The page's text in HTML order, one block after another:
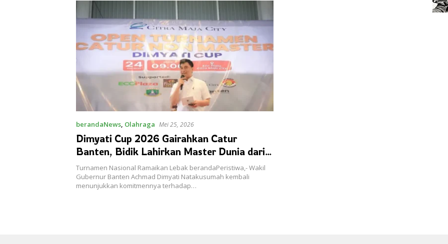
berandaNews, Olahraga Mei 25, 2026
Dimyati Cup 2026 Gairahkan Catur
Banten, Bidik Lahirkan Master Dunia dari
Tanah Jawara
Turnamen Nasional Ramaikan Lebak berandaPeristiwa,- Wakil
Gubernur Banten Achmad Dimyati Natakusumah kembali
menunjukkan komitmennya terhadap…